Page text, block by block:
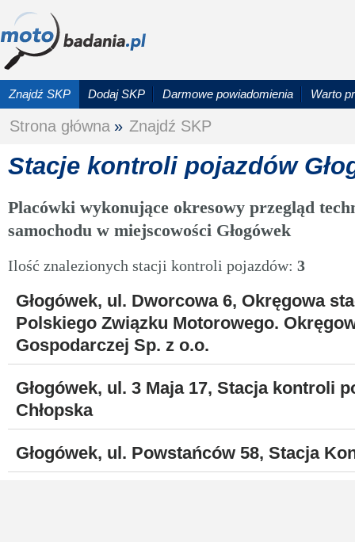
Znajdź SKP Dodaj SKP Darmowe powiadomienia Warto
Strona główna » Znajdź SKP
Stacje kontroli pojazdów
Placówki wykonujące okresowy przegląd
samochodu w miejscowości Głogówek
Ilość znalezionych stacji kontroli pojazdów: 3
Głogówek, ul. Dworcowa 6, Okręgowa
Polskiego Związku Motorowego.
Gospodarczej Sp. z o.o.
Głogówek, ul. 3 Maja 17, Stacja kontroli
Chłopska
Głogówek, ul. Powstańców 58, Stacja